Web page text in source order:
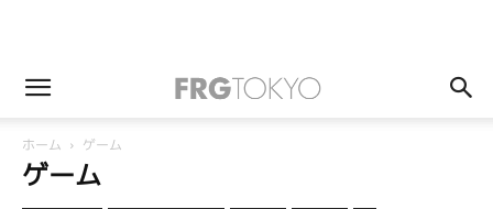
ホーム ゲーム
ゲーム